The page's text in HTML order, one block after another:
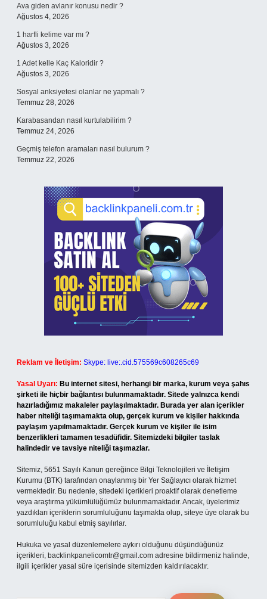
Ava giden avlanır konusu nedir ?
Ağustos 4, 2026
1 harfli kelime var mı ?
Ağustos 3, 2026
1 Adet kelle Kaç Kaloridir ?
Ağustos 3, 2026
Sosyal anksiyetesi olanlar ne yapmalı ?
Temmuz 28, 2026
Karabasandan nasıl kurtulabilirim ?
Temmuz 24, 2026
Geçmiş telefon aramaları nasıl bulurum ?
Temmuz 22, 2026
Reklam ve İletişim: Skype: live:.cid.575569c608265c69
Yasal Uyarı: Bu internet sitesi, herhangi bir marka, kurum veya şahıs
şirketi ile hiçbir bağlantısı bulunmamaktadır. Sitede yalnızca kendi
hazırladığımız makaleler paylaşılmaktadır. Burada yer alan içerikler
haber niteliği taşımamakta olup, gerçek kurum ve kişiler hakkında
paylaşım yapılmamaktadır. Gerçek kurum ve kişiler ile isim
benzerlikleri tamamen tesadüfidir. Sitemizdeki bilgiler taslak
halindedir ve tavsiye niteliği taşımazlar.
Sitemiz, 5651 Sayılı Kanun gereğince Bilgi Teknolojileri ve İletişim
Kurumu (BTK) tarafından onaylanmış bir Yer Sağlayıcı olarak hizmet
vermektedir. Bu nedenle, sitedeki içerikleri proaktif olarak denetleme
veya araştırma yükümlülüğümüz bulunmamaktadır. Ancak, üyelerimiz
yazdıkları içeriklerin sorumluluğunu taşımakta olup, siteye üye olarak bu
sorumluluğu kabul etmiş sayılırlar.
Hukuka ve yasal düzenlemelere aykırı olduğunu düşündüğünüz
içerikleri, backlinkpanelicomtr@gmail.com adresine bildirmeniz halinde,
ilgili içerikler yasal süre içerisinde sitemizden kaldırılacaktır.